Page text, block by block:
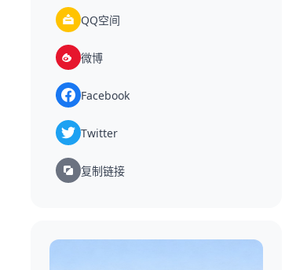
QQ空间
微博
Facebook
Twitter
复制链接